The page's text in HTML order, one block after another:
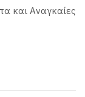
και Αναγκαίες